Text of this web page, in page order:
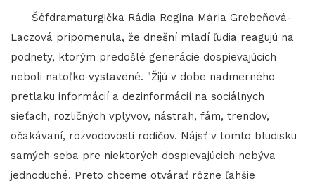
Šéfdramaturgička Rádia Regina Mária Grebeňová-
Laczová pripomenula, že dnešní mladí ľudia reagujú na
podnety, ktorým predošlé generácie dospievajúcich
neboli natoľko vystavené. "Žijú v dobe nadmerného
pretlaku informácií a dezinformácií na sociálnych
sieťach, rozličných vplyvov, nástrah, fám, trendov,
očakávaní, rozvodovosti rodičov. Nájsť v tomto bludisku
samých seba pre niektorých dospievajúcich nebýva
jednoduché. Preto chceme otvárať rôzne ľahšie